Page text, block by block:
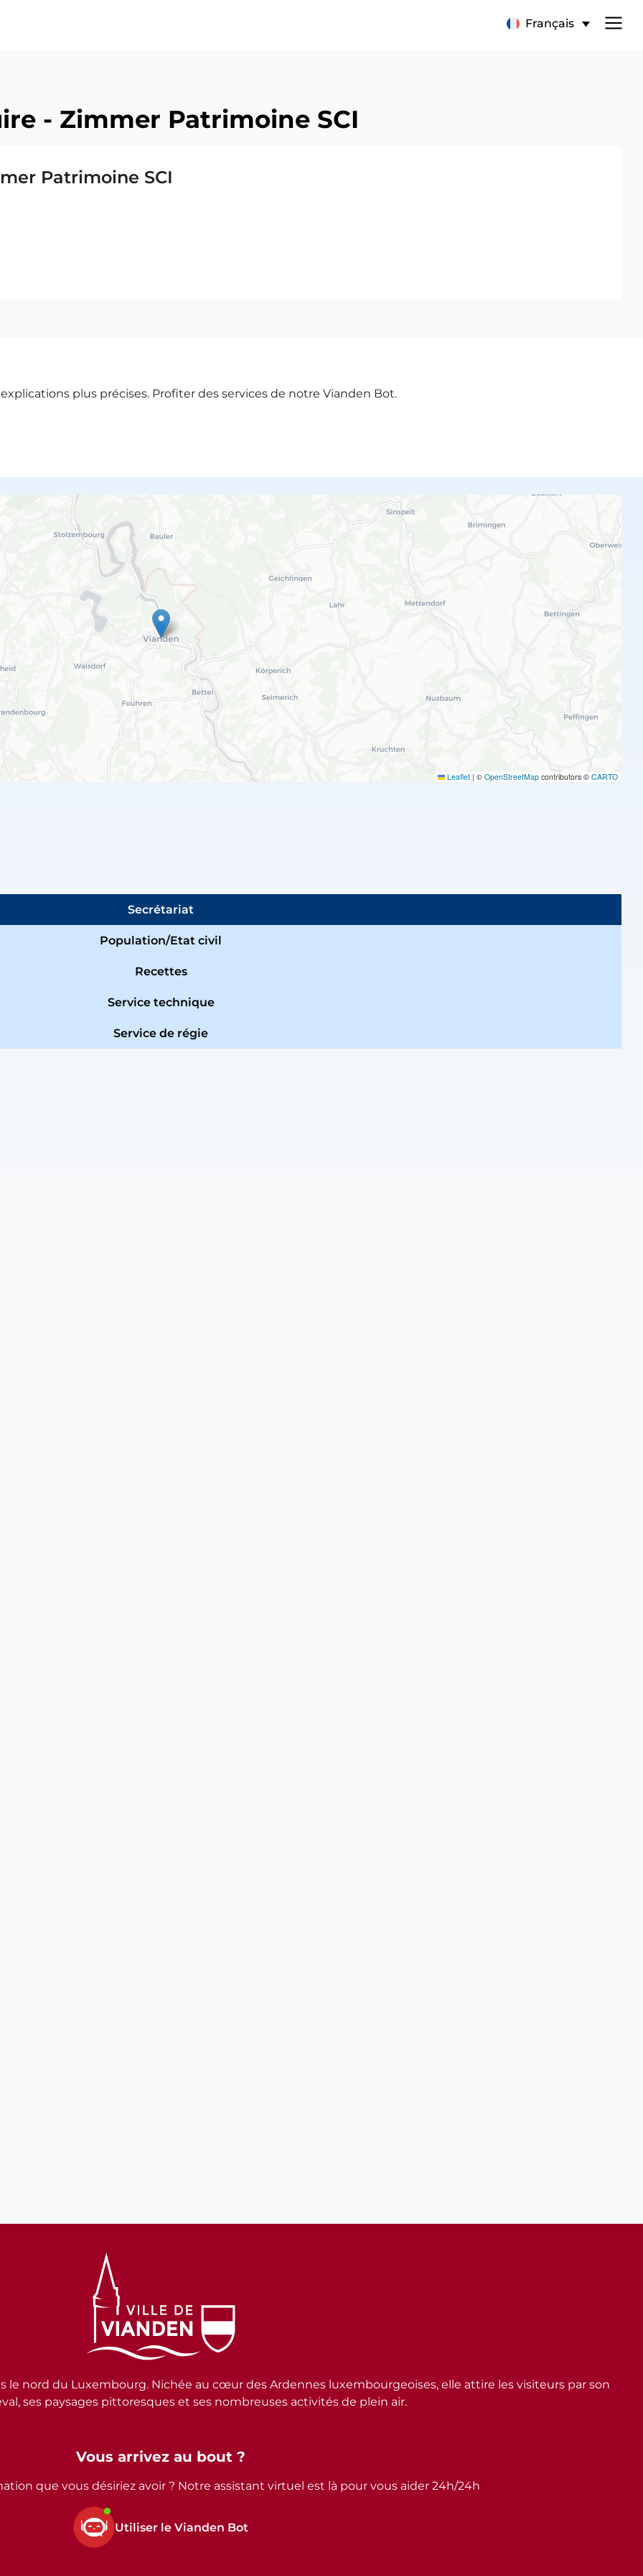
Français
- Zimmer Patrimoine SCI
Patrimoine SCI
plus précises. Profiter des services de notre Vianden Bot.
Leaflet | © OpenStreetMap contributors © CARTO
Secrétariat
Population/Etat civil
Recettes
Service technique
Service de régie
Vous arrivez au bout ?
que vous désiriez avoir ? Notre assistant virtuel est là pour vous aider 24h/24h
Utiliser le Vianden Bot
nord du Luxembourg. Nichée au cœur des Ardennes luxembourgeoises, elle attire les visiteurs par son
ses paysages pittoresques et ses nombreuses activités de plein air.